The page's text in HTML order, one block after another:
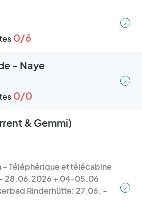
0/6
- Naye
0/0
& Gemmi)
- Téléphérique et télécabine
28.06.2026 + 04-05.06
Rinderhütte: 27.06. -